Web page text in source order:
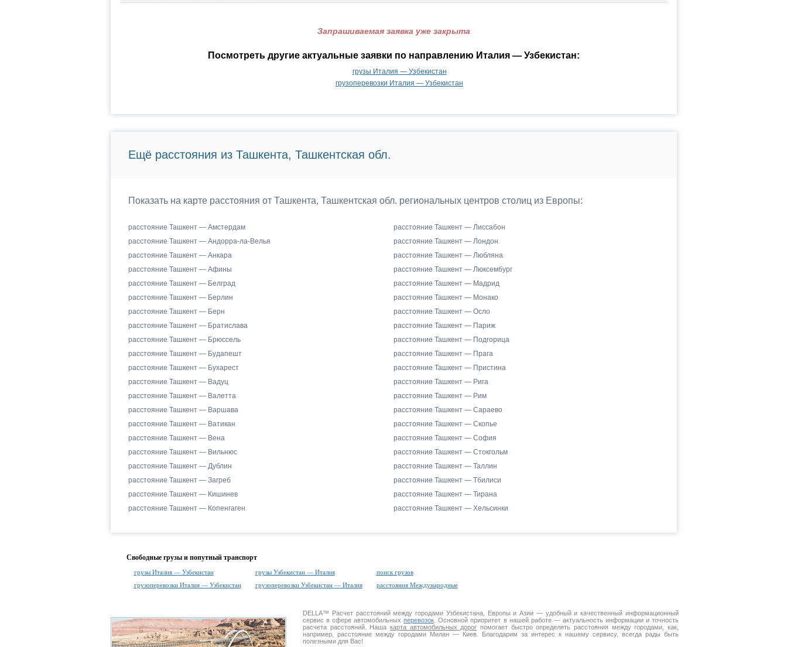
Запрашиваемая заявка уже закрыта
Посмотреть другие актуальные заявки по направлению Италия — Узбекистан:
грузы Италия — Узбекистан
грузоперевозки Италия — Узбекистан
Ещё расстояния из Ташкента, Ташкентская обл.
Показать на карте расстояния от Ташкента, Ташкентская обл. региональных центров столиц из Европы:
расстояние Ташкент — Амстердам
расстояние Ташкент — Андорра-ла-Велья
расстояние Ташкент — Анкара
расстояние Ташкент — Афины
расстояние Ташкент — Белград
расстояние Ташкент — Берлин
расстояние Ташкент — Берн
расстояние Ташкент — Братислава
расстояние Ташкент — Брюссель
расстояние Ташкент — Будапешт
расстояние Ташкент — Бухарест
расстояние Ташкент — Вадуц
расстояние Ташкент — Валетта
расстояние Ташкент — Варшава
расстояние Ташкент — Ватикан
расстояние Ташкент — Вена
расстояние Ташкент — Вильнюс
расстояние Ташкент — Дублин
расстояние Ташкент — Загреб
расстояние Ташкент — Кишинев
расстояние Ташкент — Копенгаген
расстояние Ташкент — Лиссабон
расстояние Ташкент — Лондон
расстояние Ташкент — Любляна
расстояние Ташкент — Люксембург
расстояние Ташкент — Мадрид
расстояние Ташкент — Монако
расстояние Ташкент — Осло
расстояние Ташкент — Париж
расстояние Ташкент — Подгорица
расстояние Ташкент — Прага
расстояние Ташкент — Пристина
расстояние Ташкент — Рига
расстояние Ташкент — Рим
расстояние Ташкент — Сараево
расстояние Ташкент — Скопье
расстояние Ташкент — София
расстояние Ташкент — Стокгольм
расстояние Ташкент — Таллин
расстояние Ташкент — Тбилиси
расстояние Ташкент — Тирана
расстояние Ташкент — Хельсинки
Свободные грузы и попутный транспорт
грузы Италия — Узбекистан грузы Узбекистан — Италия
поиск грузов
грузоперевозки Италия — Узбекистан
грузоперевозки Узбекистан — Италия расстояния Международные
DELLA™ Расчет расстояниймежду городами Узбекистана, Европы и Азии — удобный и качественный информационный
сервис в сфере автомобильныхперевозок . Основной приоритет в нашей работе — актуальность информации и точность
расчета расстояний. Наша карта автомобильных дорог помогает быстро определять расстояния между городами, как,
например, расстояние между городами Милан — Киев. Благодарим за интерес к нашему сервису, всегда рады быть
полезными для Вас!